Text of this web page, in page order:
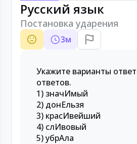
Русский язык
Постановка ударения
3м
Укажите варианты
ответов.
1) значИмый
2) донЕльзя
3) красИвейший
4) слИвовый
5) убрАла